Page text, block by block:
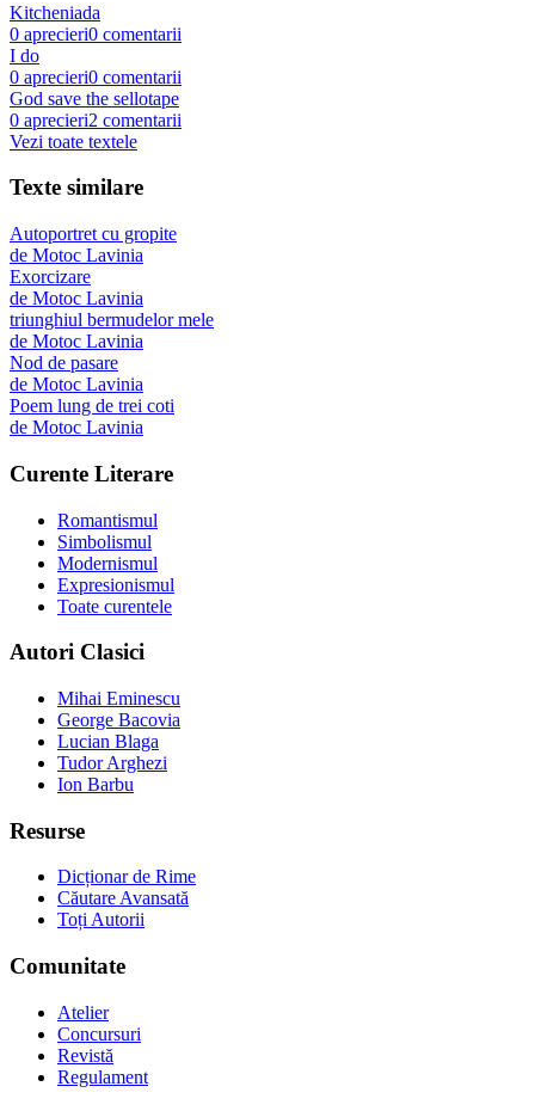
Kitcheniada
0 aprecieri0 comentarii
I do
0 aprecieri0 comentarii
God save the sellotape
0 aprecieri2 comentarii
Vezi toate textele
Texte similare
Autoportret cu gropite
de Motoc Lavinia
Exorcizare
de Motoc Lavinia
triunghiul bermudelor mele
de Motoc Lavinia
Nod de pasare
de Motoc Lavinia
Poem lung de trei coti
de Motoc Lavinia
Curente Literare
Romantismul
Simbolismul
Modernismul
Expresionismul
Toate curentele
Autori Clasici
Mihai Eminescu
George Bacovia
Lucian Blaga
Tudor Arghezi
Ion Barbu
Resurse
Dicționar de Rime
Căutare Avansată
Toți Autorii
Comunitate
Atelier
Concursuri
Revistă
Regulament